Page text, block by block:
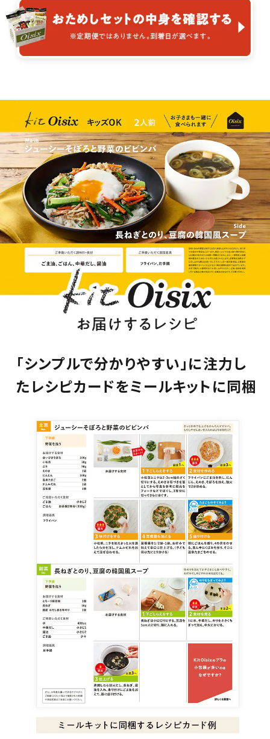
「シンプルで分かりやすい」に注力し
たレシピカードをミールキットに同梱